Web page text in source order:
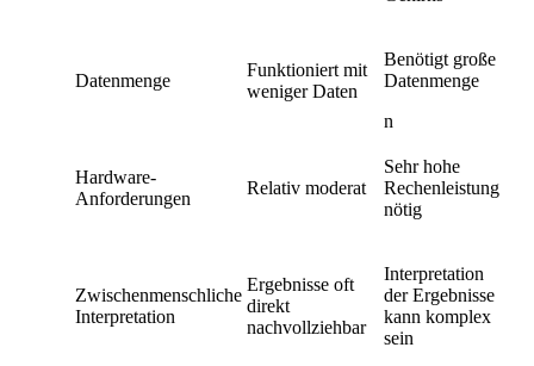
Datenmenge
Funktioniert mit
weniger Daten
Benötigt große
Datenmenge
n
Hardware-
Anforderungen
Relativ moderat
Sehr hohe
Rechenleistung
nötig
Zwischenmenschliche
Interpretation
Ergebnisse oft
direkt
nachvollziehbar
Interpretation
der Ergebnisse
kann komplex
sein